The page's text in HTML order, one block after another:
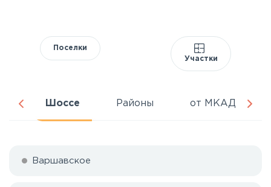
Поселки
Участки
Шоссе Районы от МКАД
Варшавское